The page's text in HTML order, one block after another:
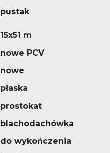
pustak
15x51 m
nowe PCV
nowe
płaska
prostokat
blachodachówka
do wykończenia